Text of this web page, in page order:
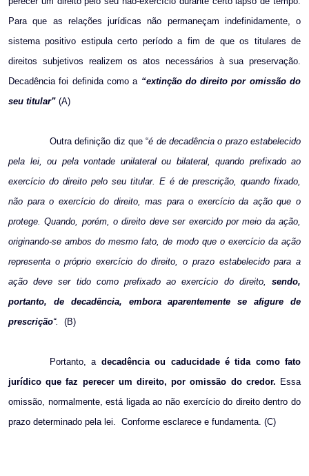
Para que as relações jurídicas não permaneçam indefinidamente, o
sistema positivo estipula certo período a fim de que os titulares de
direitos subjetivos realizem os atos necessários à sua preservação.
Decadência foi definida como a “extinção do direito por omissão do
seu titular” (A)
Outra definição diz que “é de decadência o prazo estabelecido
pela lei, ou pela vontade unilateral ou bilateral, quando prefixado ao
exercício do direito pelo seu titular. E é de prescrição, quando fixado,
não para o exercício do direito, mas para o exercício da ação que o
protege. Quando, porém, o direito deve ser exercido por meio da ação,
originando-se ambos do mesmo fato, de modo que o exercício da ação
representa o próprio exercício do direito, o prazo estabelecido para a
ação deve ser tido como prefixado ao exercício do direito, sendo,
portanto, de decadência, embora aparentemente se afigure de
prescrição“. (B)
Portanto, adecadência ou caducidade é tida como fato
jurídico que faz perecer um direito, por omissão do credor. Essa
omissão, normalmente, está ligada ao não exercício do direito dentro do
prazo determinado pela lei. Conforme esclarece e fundamenta. (C)